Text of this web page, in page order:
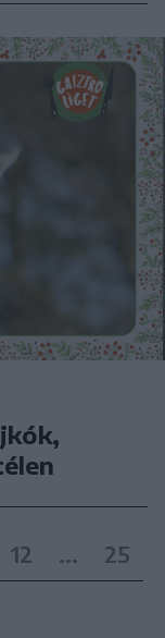
12 ... 25